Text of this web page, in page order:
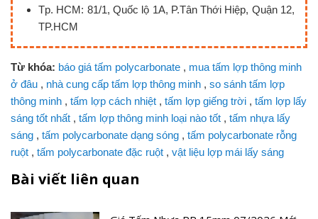
Tp. HCM: 81/1, Quốc lộ 1A, P.Tân Thới Hiệp, Quận 12,
TP.HCM
Từ khóa: báo giá tấm polycarbonate , mua tấm lợp thông minh
ở đâu , nhà cung cấp tấm lợp thông minh , so sánh tấm lợp
thông minh , tấm lợp cách nhiệt , tấm lợp giếng trời , tấm lợp lấy
sáng tốt nhất , tấm lợp thông minh loại nào tốt , tấm nhựa lấy
sáng , tấm polycarbonate dạng sóng , tấm polycarbonate rỗng
ruột , tấm polycarbonate đặc ruột , vật liệu lợp mái lấy sáng
Bài viết liên quan